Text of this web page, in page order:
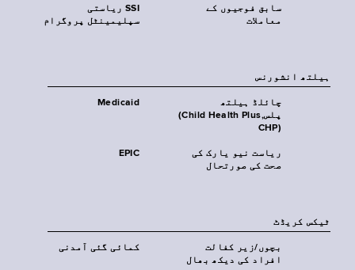
SSI ریاستی
سپلیمینٹل پروگرام
سابق فوجیوں کے
معاملات
‏ہیلتھ انشورنس
Medicaid
چائلڈ ہیلتھ
پلس‎(Child Health Plus,
CHP)‎
EPIC
ریاست نیو یارک کی
صحت کی صورتحال
ٹیکس کریڈٹ
کمائی گئی آمدنی
بچوں/زیر کفالت
افراد کی دیکھ بھال